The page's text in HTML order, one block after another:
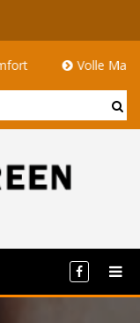
Volle Maan